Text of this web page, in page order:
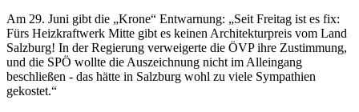
Am 29. Juni gibt die „Krone“ Entwarnung: „Seit Freitag ist es fix:
Fürs Heizkraftwerk Mitte gibt es keinen Architekturpreis vom Land
Salzburg! In der Regierung verweigerte die ÖVP ihre Zustimmung,
und die SPÖ wollte die Auszeichnung nicht im Alleingang
beschließen - das hätte in Salzburg wohl zu viele Sympathien
gekostet.“